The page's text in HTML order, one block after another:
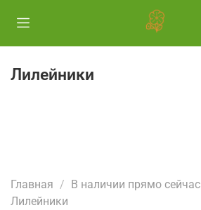
Лилейники
Главная В наличии прямо сейчас
Лилейники